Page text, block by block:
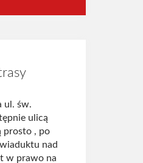
ul. św.
ulicą
prosto , po
nad
w prawo na